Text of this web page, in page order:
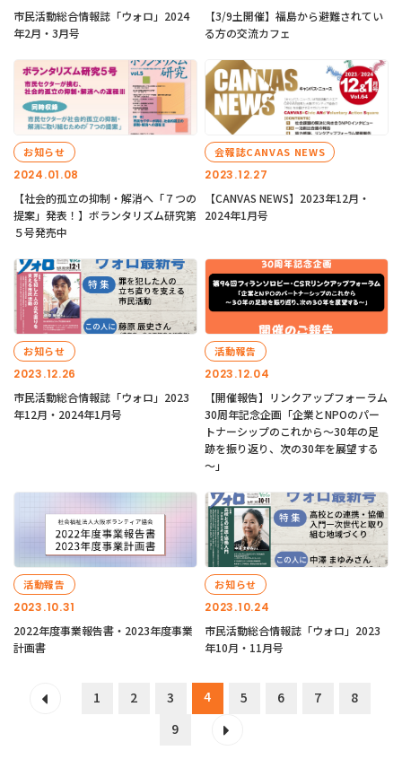
市民活動総合情報誌「ウォロ」2024
年2月・3月号
【3/9土開催】福島から避難されてい
る方の交流カフェ
2024.01.08
お知らせ
【社会的孤立の抑制・解消へ「７つの
提案」発表！】ボランタリズム研究第
５号発売中
2023.12.27
会報誌CANVAS NEWS
【CANVAS NEWS】2023年12月・
2024年1月号
2023.12.26
お知らせ
市民活動総合情報誌「ウォロ」2023
年12月・2024年1月号
2023.12.04
活動報告
【開催報告】リンクアップフォーラム
30周年記念企画「企業とNPOのパー
トナーシップのこれから～30年の足
跡を振り返り、次の30年を展望する
～」
2023.10.31
活動報告
2022年度事業報告書・2023年度事業
計画書
2023.10.24
お知らせ
市民活動総合情報誌「ウォロ」2023
年10月・11月号
1 2 3 4 5 6 7
8
9